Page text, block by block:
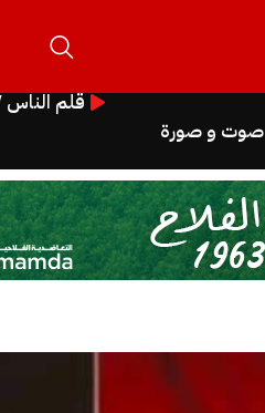
صوت و صورة
قلم الناس TV